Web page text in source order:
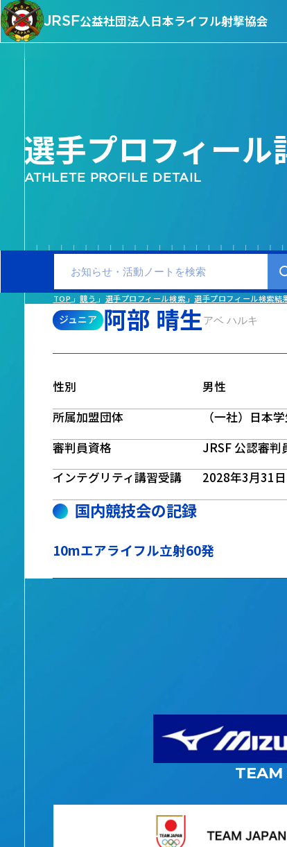
JRSF公益社団法人日本ライフル射撃協会
選手プロフィール
ATHLETE PROFILE DETAIL
TOP 競う 選手プロフィール検索 選手プロフィール検索結
ジュニア 阿部 晴生アベ ハルキ
性別
男性
所属加盟団体
（一社）日本
審判員資格
JRSF 公認審判
インテグリティ講習受講
2028年3月31
国内競技会の記録
10mエアライフル立射60発
TEAM